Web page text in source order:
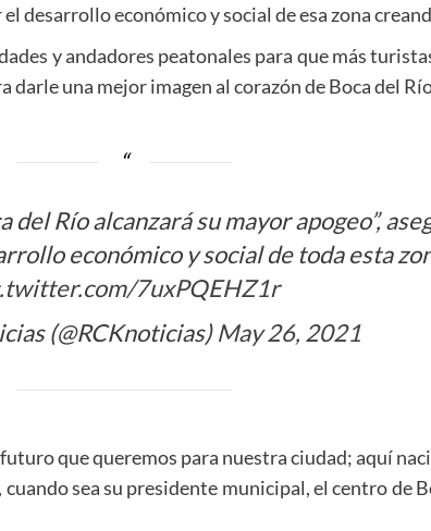
desarrollo económico y social de esa zona
y andadores peatonales para que más
una mejor imagen al corazón de Boca del
Río alcanzará su mayor apogeo”,
económico y social de toda esta
7uxPQEHZ1r
(@RCKnoticias)May 26, 2021
que queremos para nuestra ciudad; aquí
sea su presidente municipal, el centro de